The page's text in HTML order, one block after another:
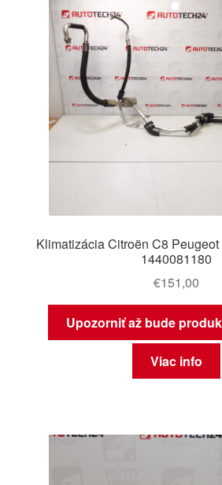
Klimatizácia Citroën C8
1440081180
€151,00
Upozorniť až bude
Viac info